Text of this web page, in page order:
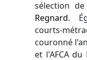
sélection de
Regnard.
courts-
couronné
et l'AFCA